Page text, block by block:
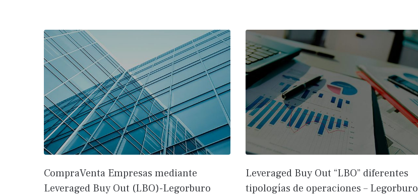
CompraVenta Empresas mediante
Leveraged Buy Out (LBO)-Legorburo
Leveraged Buy Out “LBO” diferentes
tipologías de operaciones – Legorburo